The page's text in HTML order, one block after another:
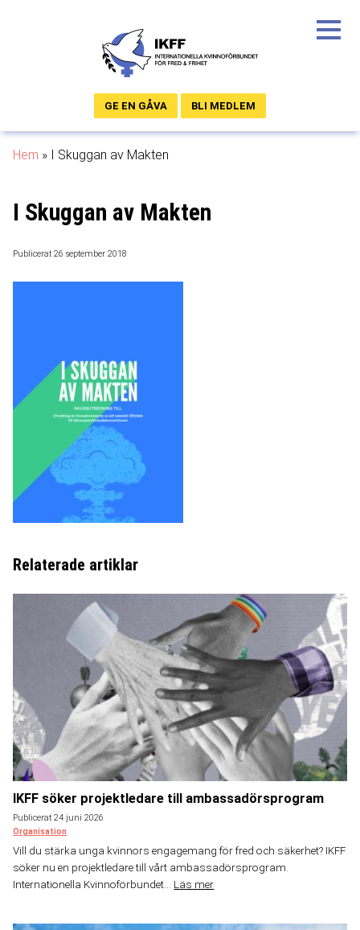
BLI MEDLEM
GE EN GÅVA
Hem » I Skuggan av Makten
I Skuggan av Makten
Publicerat 26 september 2018
Relaterade artiklar
IKFF söker projektledare till ambassadörsprogram
Publicerat 24 juni 2026
Organisation
Vill du stärka unga kvinnors engagemang för fred och säkerhet? IKFF
söker nu en projektledare till vårt ambassadörsprogram.
Internationella Kvinnoförbundet... Läs mer